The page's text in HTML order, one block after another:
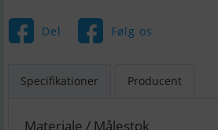
Del Følg os
Specifikationer Producent
Materiale / Målestok